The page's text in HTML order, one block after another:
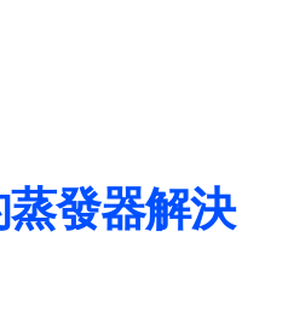
回 關閉
發器解決